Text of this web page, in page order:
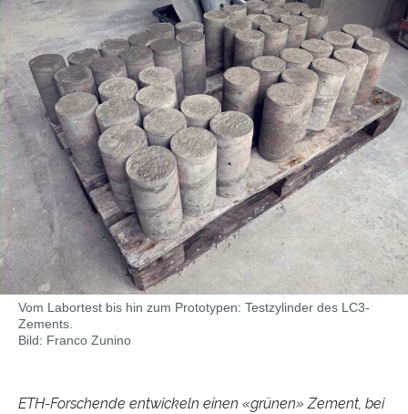
Vom Labortest bis hin zum Prototypen: Testzylinder des LC3-​
Zements.
Bild: Franco Zunino
ETH-​Forschende entwickeln einen «grünen» Zement, bei